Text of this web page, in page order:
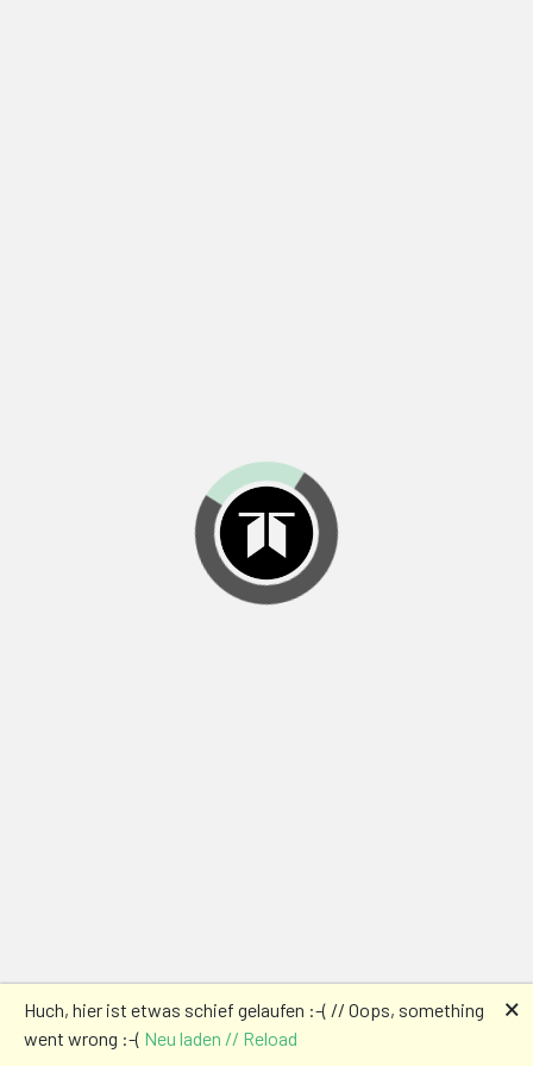
Huch, hier ist etwas schief gelaufen :-( // Oops, something
went wrong :-( Neu laden // Reload
🗙